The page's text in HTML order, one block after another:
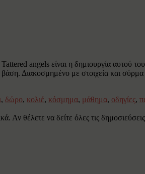
angels είναι η δημιουργία αυτού
Διακοσμημένο με στοιχεία και
, δώρο, κολιέ, κόσμημα, μάθημα, οδηγίες,
Αν θέλετε να δείτε όλες τις